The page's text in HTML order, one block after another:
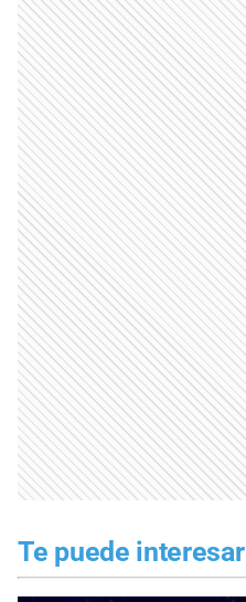
Te puede interesar